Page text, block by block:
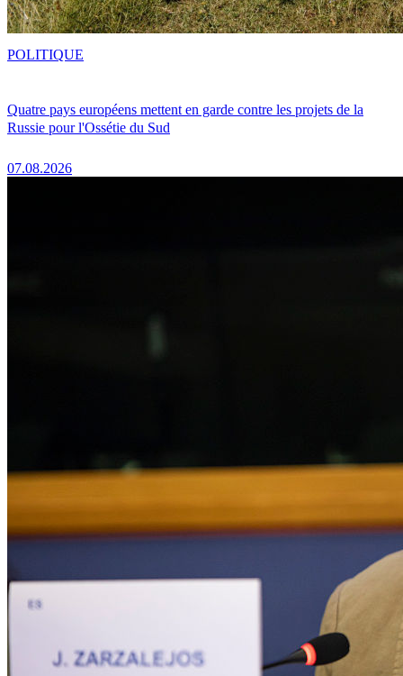
Quatre pays européens mettent en garde contre les projets de la
Russie pour l'Ossétie du Sud
07.08.2026
POLITIQUE